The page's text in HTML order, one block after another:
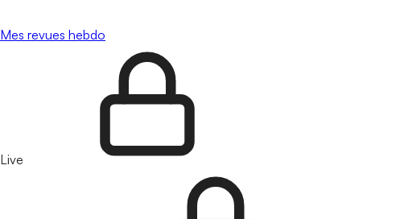
Mes revues hebdo
Live